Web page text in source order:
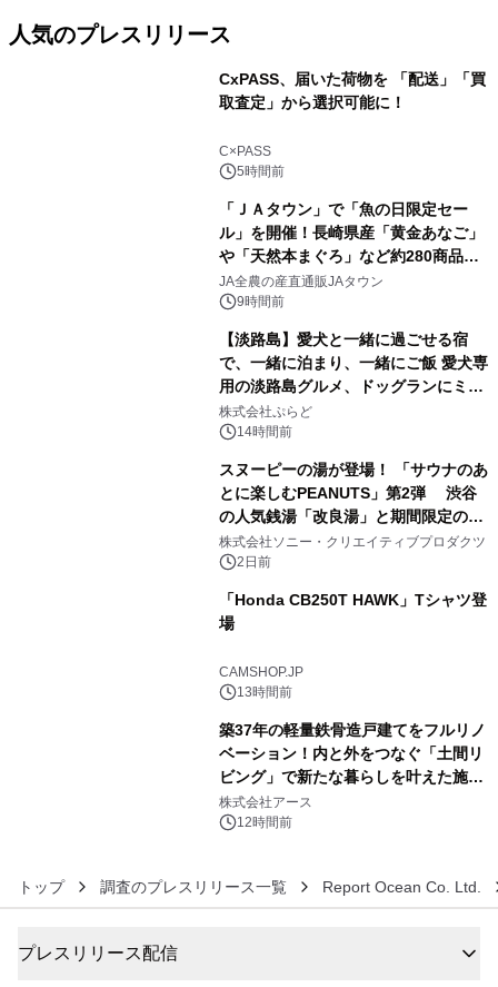
人気のプレスリリース
CxPASS、届いた荷物を 「配送」「買
取査定」から選択可能に！
C×PASS
5時間前
「ＪＡタウン」で「魚の日限定セー
ル」を開催！長崎県産「黄金あなご」
や「天然本まぐろ」など約280商品を
販売！～毎月１０日の定例企画～
JA全農の産直通販JAタウン
9時間前
【淡路島】愛犬と一緒に過ごせる宿
で、一緒に泊まり、一緒にご飯 愛犬専
用の淡路島グルメ、ドッグランにミニ
プール グランピングとトレーラーハウ
スの2施設で
株式会社ぷらど
14時間前
スヌーピーの湯が登場！ 「サウナのあ
とに楽しむPEANUTS」第2弾 渋谷
の人気銭湯「改良湯」と期間限定のコ
ラボレーション サウナイキタイコラ
ボグッズも発売決定！
株式会社ソニー・クリエイティブプロダクツ
2日前
「Honda CB250T HAWK」Tシャツ登
場
CAMSHOP.JP
13時間前
築37年の軽量鉄骨造戸建てをフルリノ
ベーション！内と外をつなぐ「土間リ
ビング」で新たな暮らしを叶えた施工
事例を株式会社アースが公開
株式会社アース
12時間前
トップ 調査のプレスリリース一覧 Report Ocean Co. Ltd.
プレスリリース配信